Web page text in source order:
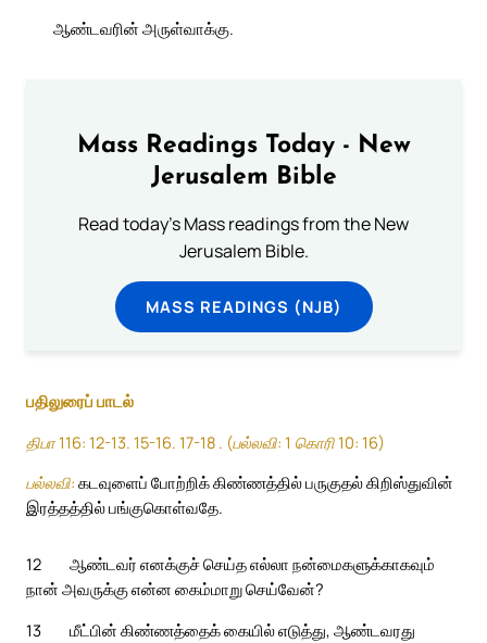
ஆண்டவரின் அருள்வாக்கு.
Mass Readings Today - New
Jerusalem Bible
Read today's Mass readings from the New
Jerusalem Bible.
MASS READINGS (NJB)
பதிலுரைப் பாடல்
திபா 116: 12-13. 15-16. 17-18 . (பல்லவி: 1 கொரி 10: 16)
பல்லவி: கடவுளைப் போற்றிக் கிண்ணத்தில் பருகுதல் கிறிஸ்துவின்
இரத்தத்தில் பங்குகொள்வதே.
12
ஆண்டவர் எனக்குச் செய்த எல்லா நன்மைகளுக்காகவும்
நான் அவருக்கு என்ன கைம்மாறு செய்வேன்?
13
மீட்பின் கிண்ணத்தைக் கையில் எடுத்து, ஆண்டவரது